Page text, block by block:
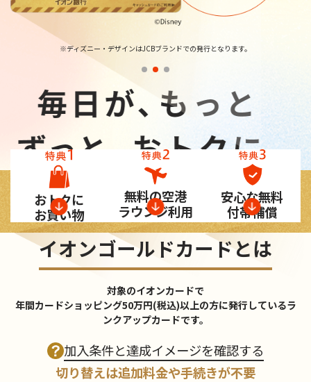
※ディズニー・デザインはJCBブランドでの発行となります。
おトクに
お買い物
無料の空港
ラウンジ利用
安心な無料
付帯補償
イオンゴールドカードとは
対象のイオンカードで
年間カードショッピング50万円(税込)以上の方に発行しているラ
ンクアップカードです。
加入条件と達成イメージを確認する
切り替えは追加料金や手続きが不要